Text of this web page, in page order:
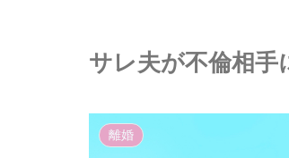
サレ夫が不倫相手
離婚